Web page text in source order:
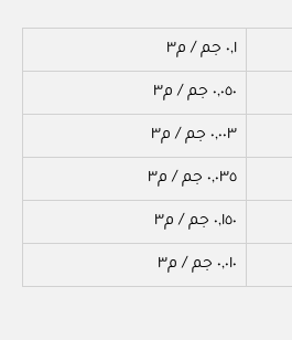
٠,١ جم / م٣
٠,٠٥٠ جم / م٣
٠,٠٠٣ جم / م٣
٠,٠٣٥ جم / م٣
٠,١٥٠ جم / م٣
٠,٠١٠ جم / م٣